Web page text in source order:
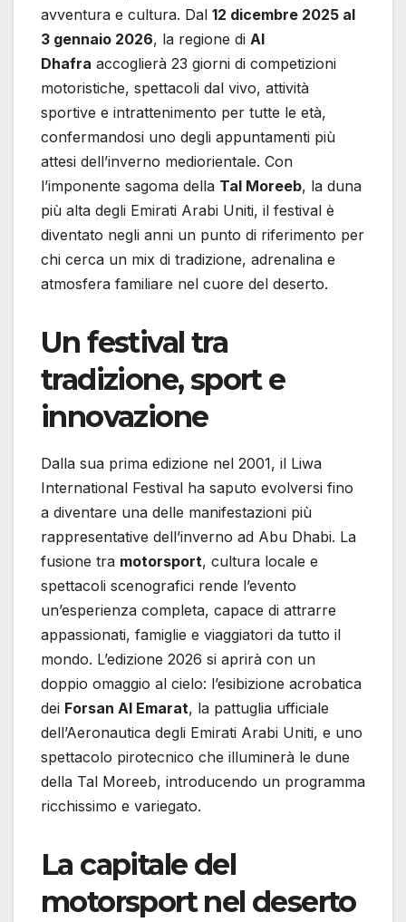
avventura e cultura. Dal 12 dicembre 2025 al
3 gennaio 2026, la regione di Al
Dhafra accoglierà 23 giorni di competizioni
motoristiche, spettacoli dal vivo, attività
sportive e intrattenimento per tutte le età,
confermandosi uno degli appuntamenti più
attesi dell’inverno mediorientale. Con
l’imponente sagoma della Tal Moreeb, la duna
più alta degli Emirati Arabi Uniti, il festival è
diventato negli anni un punto di riferimento per
chi cerca un mix di tradizione, adrenalina e
atmosfera familiare nel cuore del deserto.
Un festival tra
tradizione, sport e
innovazione
Dalla sua prima edizione nel 2001, il Liwa
International Festival ha saputo evolversi fino
a diventare una delle manifestazioni più
rappresentative dell’inverno ad Abu Dhabi. La
fusione tra motorsport, cultura locale e
spettacoli scenografici rende l’evento
un’esperienza completa, capace di attrarre
appassionati, famiglie e viaggiatori da tutto il
mondo. L’edizione 2026 si aprirà con un
doppio omaggio al cielo: l’esibizione acrobatica
dei Forsan Al Emarat, la pattuglia ufficiale
dell’Aeronautica degli Emirati Arabi Uniti, e uno
spettacolo pirotecnico che illuminerà le dune
della Tal Moreeb, introducendo un programma
ricchissimo e variegato.
La capitale del
motorsport nel deserto